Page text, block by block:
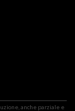
anche parziale e